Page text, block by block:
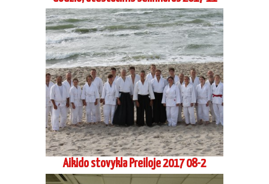
Aikido stovykla Preiloje 2017 08-2